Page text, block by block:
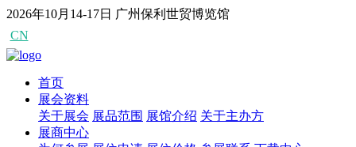
2026年10月14-17日 广州保利世贸博览馆
CN
首页
展会资料
关于展会 展品范围 展馆介绍 关于主办方
展商中心